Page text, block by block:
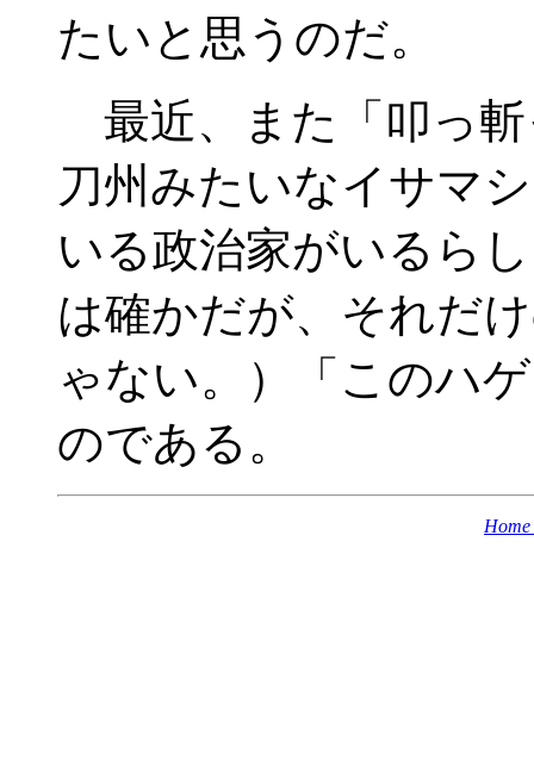
たいと思うのだ。
最近、また「叩っ
刀州みたいなイサマ
いる政治家がいるら
は確かだが、それだ
ゃない。）「このハ
のである。
Home